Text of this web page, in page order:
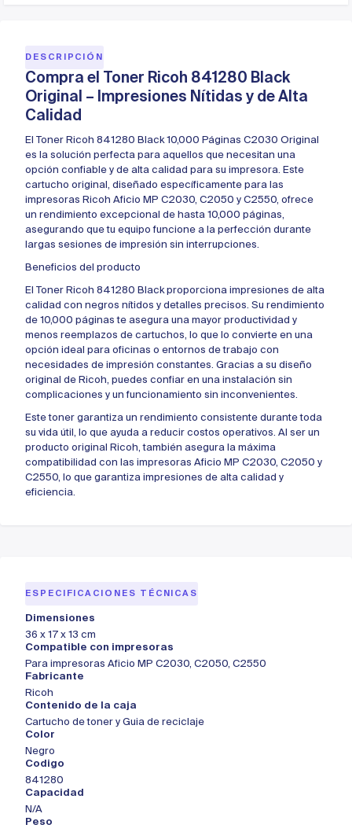
DESCRIPCIÓN
Compra el Toner Ricoh 841280 Black
Original – Impresiones Nítidas y de Alta
Calidad
El Toner Ricoh 841280 Black 10,000 Páginas C2030 Original
es la solución perfecta para aquellos que necesitan una
opción confiable y de alta calidad para su impresora. Este
cartucho original, diseñado específicamente para las
impresoras Ricoh Aficio MP C2030, C2050 y C2550, ofrece
un rendimiento excepcional de hasta 10,000 páginas,
asegurando que tu equipo funcione a la perfección durante
largas sesiones de impresión sin interrupciones.
Beneficios del producto
El Toner Ricoh 841280 Black proporciona impresiones de alta
calidad con negros nítidos y detalles precisos. Su rendimiento
de 10,000 páginas te asegura una mayor productividad y
menos reemplazos de cartuchos, lo que lo convierte en una
opción ideal para oficinas o entornos de trabajo con
necesidades de impresión constantes. Gracias a su diseño
original de Ricoh, puedes confiar en una instalación sin
complicaciones y un funcionamiento sin inconvenientes.
Este toner garantiza un rendimiento consistente durante toda
su vida útil, lo que ayuda a reducir costos operativos. Al ser un
producto original Ricoh, también asegura la máxima
compatibilidad con las impresoras Aficio MP C2030, C2050 y
C2550, lo que garantiza impresiones de alta calidad y
eficiencia.
ESPECIFICACIONES TÉCNICAS
Dimensiones
36 x 17 x 13 cm
Compatible con impresoras
Para impresoras Aficio MP C2030, C2050, C2550
Fabricante
Ricoh
Contenido de la caja
Cartucho de toner y Guia de reciclaje
Color
Negro
Codigo
841280
Capacidad
N/A
Peso